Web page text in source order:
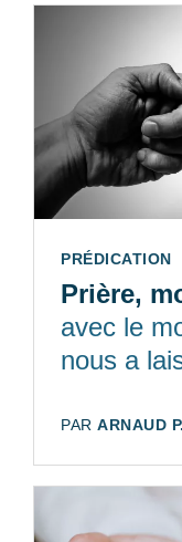
TYPE:
PRÉDICATION
Prière,
avec le
nous a
AUTEUR:
PAR ARNAUD P.